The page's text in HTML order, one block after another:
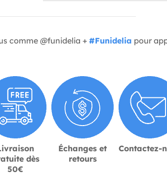
comme @funidelia + #Funidelia pour
dès
50€
Échanges et
retours
Contactez-